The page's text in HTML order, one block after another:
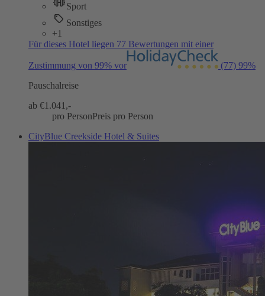
Sport
Sonstiges
+1
Für dieses Hotel liegen 77 Bewertungen mit einer
Zustimmung von 99% vor (77) 99%
Pauschalreise
ab €1.041,-
pro PersonPreis pro Person
CityBlue Creekside Hotel & Suites